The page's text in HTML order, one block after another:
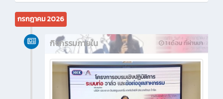
กรกฎาคม 2026
1 เดือน ที่ผ่านมา
กิจกรรมภายใน